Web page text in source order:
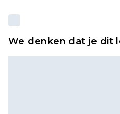
We denken dat je dit